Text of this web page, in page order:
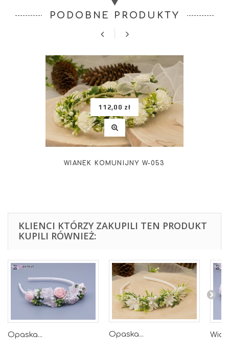
PODOBNE PRODUKTY
112,00 zł
WIANEK KOMUNIJNY W-053
KLIENCI KTÓRZY ZAKUPILI TEN PRODUKT
KUPILI RÓWNIEŻ:
Opaska... Opaska...